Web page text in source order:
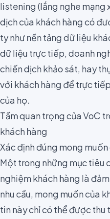
listening(lắng nghe mạng
dịch của khách hàng có
ty như nền tảng dữ liệu
dữ liệu trực tiếp, doanh
chiến dịchkhảo sát, hay
với khách hàng để trực tiếp
của họ.
Tầm quan trọng của VoC
khách hàng
Xác định đúng mong
Một trong những mục tiêu
nghiệm khách hàng là
nhu cầu, mong muốn của
tin này chỉ có thể được thu